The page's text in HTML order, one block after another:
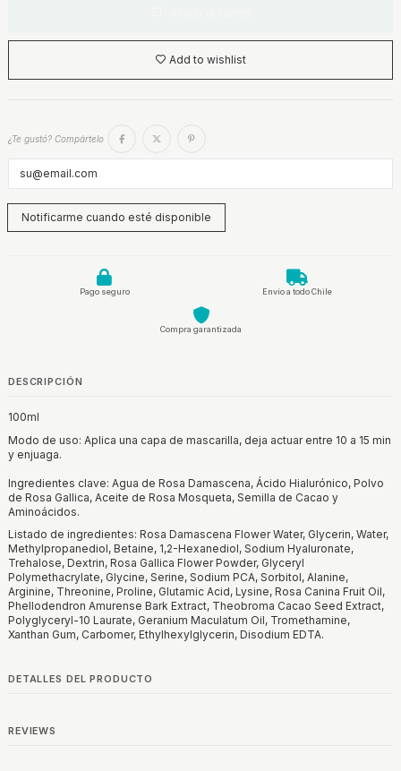
Add to wishlist
¿Te gustó? Compártelo
Pago seguro Envío a todo Chile
Compra garantizada
DESCRIPCIÓN
100ml
Modo de uso: Aplica una capa de mascarilla, deja actuar entre 10 a 15 min
y enjuaga.
Ingredientes clave: Agua de Rosa Damascena, Ácido Hialurónico, Polvo
de Rosa Gallica, Aceite de Rosa Mosqueta, Semilla de Cacao y
Aminoácidos.
Listado de ingredientes: Rosa Damascena Flower Water, Glycerin, Water,
Methylpropanediol, Betaine, 1,2-Hexanediol, Sodium Hyaluronate,
Trehalose, Dextrin, Rosa Gallica Flower Powder, Glyceryl
Polymethacrylate, Glycine, Serine, Sodium PCA, Sorbitol, Alanine,
Arginine, Threonine, Proline, Glutamic Acid, Lysine, Rosa Canina Fruit Oil,
Phellodendron Amurense Bark Extract, Theobroma Cacao Seed Extract,
Polyglyceryl-10 Laurate, Geranium Maculatum Oil, Tromethamine,
Xanthan Gum, Carbomer, Ethylhexylglycerin, Disodium EDTA.
DETALLES DEL PRODUCTO
REVIEWS